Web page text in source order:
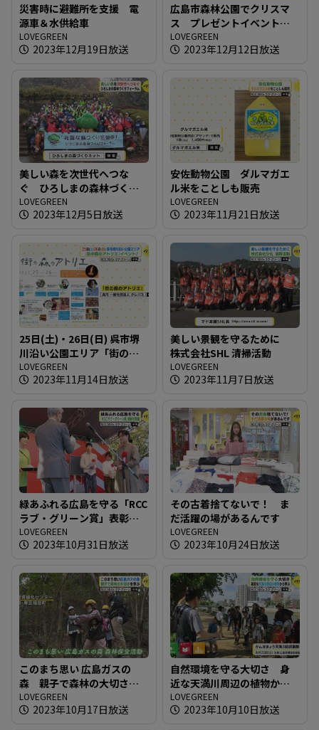
災害時に避難所を支援 電
源車＆水供給車
LOVEGREEN
2023年12月19日放送
広島市森林公園でクリスマ
ス プレゼントイベント開
催
LOVEGREEN
2023年12月12日放送
美しい森を次世代へつな
ぐ ひろしまの森林づくり
フォーラム
LOVEGREEN
2023年12月5日放送
安佐動物公園 ダルマガエ
ル米をことしも販売
LOVEGREEN
2023年11月21日放送
25日(土)・26日(日) 呉市堺
川沿い公園エリア「街の森
のアトリエ」イベント！
LOVEGREEN
2023年11月14日放送
美しい景観を守るために
株式会社SHL 清掃活動
LOVEGREEN
2023年11月7日放送
緑あふれる広島を守る「RCC
ラブ・グリーン賞」表彰式
開催
LOVEGREEN
2023年10月31日放送
その古着捨てないで！ ま
だ活躍の場があるんです
LOVEGREEN
2023年10月24日放送
このまち思い 広島ガスの
森 親子で森林の大切さを
学ぶ
LOVEGREEN
2023年10月17日放送
自然環境を守る大切さ 身
近な天満川周辺の植物から
学ぶ
LOVEGREEN
2023年10月10日放送